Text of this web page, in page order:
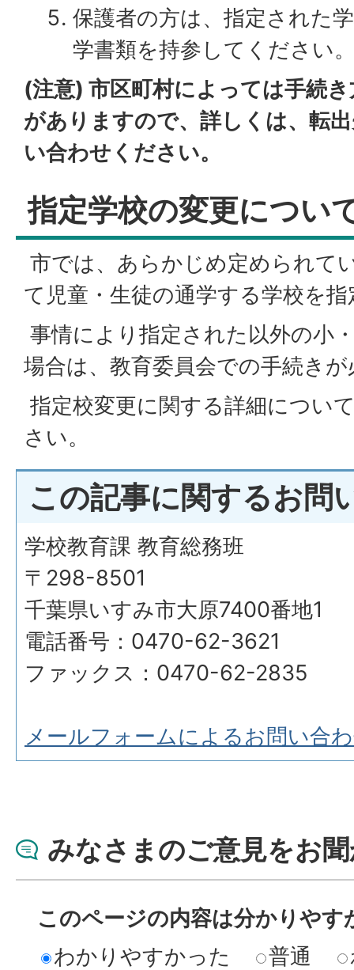
保護者の方は、指定された
学書類を持参してください
(注意) 市区町村によっては手続
がありますので、詳しくは、転
い合わせください。
指定学校の変更につい
市では、あらかじめ定められて
て児童・生徒の通学する学校を
事情により指定された以外の小
場合は、教育委員会での手続き
指定校変更に関する詳細につい
さい。
この記事に関するお問
学校教育課 教育総務班
〒298-8501
千葉県いすみ市大原7400番地1
電話番号：0470-62-3621
ファックス：0470-62-2835
メールフォームによるお問い合
みなさまのご意見をお
このページの内容は分かりやす
わかりやすかった
普通